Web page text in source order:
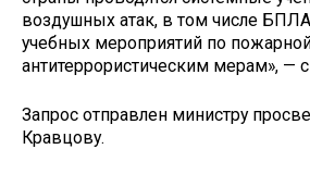
воздушных атак, в том числе
учебных мероприятий по
антитеррористическим мерам», —
Запрос отправлен министру
Кравцову.